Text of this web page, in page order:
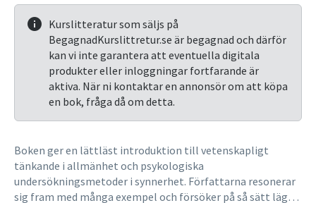
Kurslitteratur som säljs på
BegagnadKurslittretur.se är begagnad och därför
kan vi inte garantera att eventuella digitala
produkter eller inloggningar fortfarande är
aktiva. När ni kontaktar en annonsör om att köpa
en bok, fråga då om detta.
Boken ger en lättläst introduktion till vetenskapligt
tänkande i allmänhet och psykologiska
undersökningsmetoder i synnerhet. Författarna resonerar
sig fram med många exempel och försöker på så sätt lägga